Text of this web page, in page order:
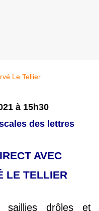
à 15h30
des lettres
AVEC
LE TELLIER
saillies drôles et